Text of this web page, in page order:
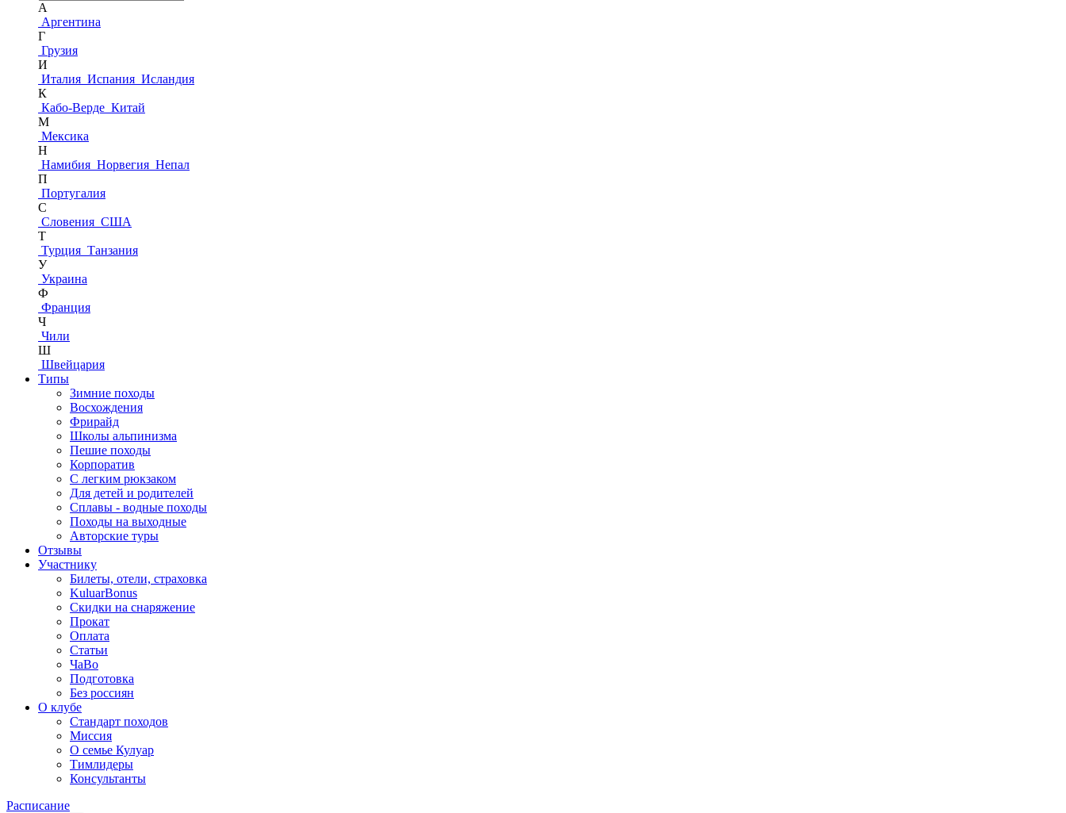
А
Аргентина
Г
Грузия
И
Италия Испания Исландия
К
Кабо-Верде Китай
М
Мексика
Н
Намибия Норвегия Непал
П
Португалия
С
Словения США
Т
Турция Танзания
У
Украина
Ф
Франция
Ч
Чили
Ш
Швейцария
Типы
Зимние походы
Восхождения
Фрирайд
Школы альпинизма
Пешие походы
Корпоратив
С легким рюкзаком
Для детей и родителей
Сплавы - водные походы
Походы на выходные
Авторские туры
Отзывы
Участнику
Билеты, отели, страховка
KuluarBonus
Скидки на снаряжение
Прокат
Оплата
Статьи
ЧаВо
Подготовка
Без россиян
О клубе
Стандарт походов
Миссия
О семье Кулуар
Тимлидеры
Консультанты
Расписание